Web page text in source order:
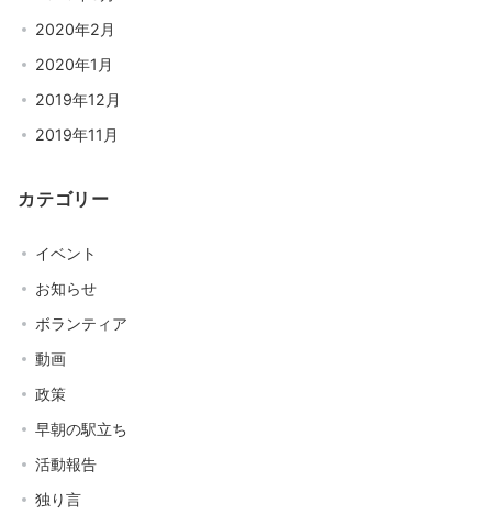
2020年2月
2020年1月
2019年12月
2019年11月
カテゴリー
イベント
お知らせ
ボランティア
動画
政策
早朝の駅立ち
活動報告
独り言